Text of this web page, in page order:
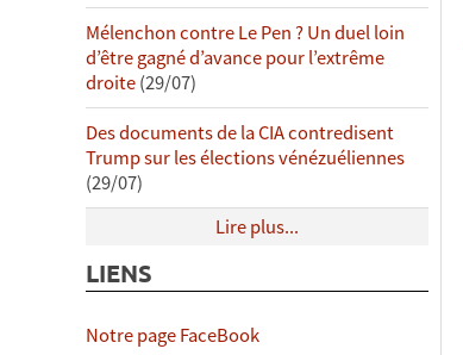
Mélenchon contre Le Pen ? Un duel loin
d’être gagné d’avance pour l’extrême
droite(29/07)
Des documents de la CIA contredisent
Trump sur les élections vénézuéliennes
(29/07)
Lire plus...
LIENS
Notre page FaceBook